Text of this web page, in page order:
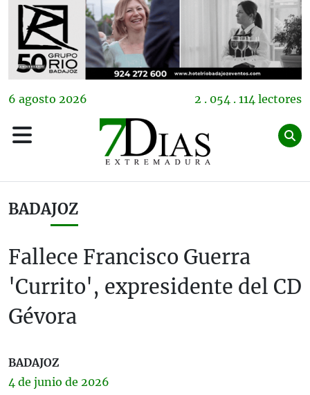
6 agosto 2026 2 . 054 . 114 lectores
BADAJOZ
Fallece Francisco Guerra
'Currito', expresidente del CD
Gévora
BADAJOZ
4 de junio de 2026